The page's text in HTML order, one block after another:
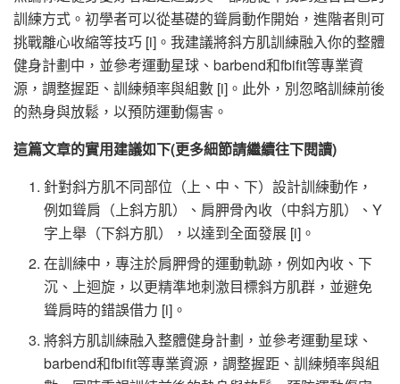
訓練方式。初學者可以從基礎的聳肩動作開始，進階者則可
挑戰離心收縮等技巧 [i]。我建議將斜方肌訓練融入你的整體
健身計劃中，並參考運動星球、barbend和fbifit等專業資
源，調整握距、訓練頻率與組數 [i]。此外，別忽略訓練前後
的熱身與放鬆，以預防運動傷害。
這篇文章的實用建議如下(更多細節請繼續往下閱讀)
針對斜方肌不同部位（上、中、下）設計訓練動作，
例如聳肩（上斜方肌）、肩胛骨內收（中斜方肌）、Y
字上舉（下斜方肌），以達到全面發展 [i]。
在訓練中，專注於肩胛骨的運動軌跡，例如內收、下
沉、上迴旋，以更精準地刺激目標斜方肌群，並避免
聳肩時的錯誤借力 [i]。
將斜方肌訓練融入整體健身計劃，並參考運動星球、
barbend和fbifit等專業資源，調整握距、訓練頻率與組